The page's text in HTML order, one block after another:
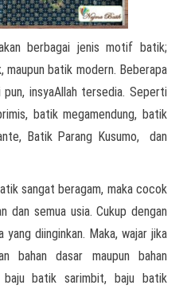
berbagai jenis motif batik;
maupun batik modern. Beberapa
insyaAllah tersedia. Seperti
batik megamendung, batik
Batik Parang Kusumo, dan
sangat beragam, maka cocok
dan semua usia. Cukup dengan
diinginkan. Maka, wajar jika
bahan dasar maupun bahan
baju batik sarimbit, baju batik